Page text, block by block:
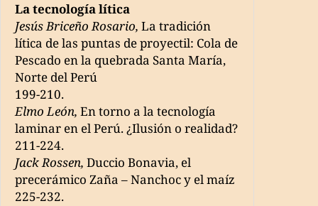
La tecnología lítica
Jesús Briceño Rosario, La tradición
lítica de las puntas de proyectil: Cola de
Pescado en la quebrada Santa María,
Norte del Perú
199-210.
Elmo León, En torno a la tecnología
laminar en el Perú. ¿Ilusión o realidad?
211-224.
Jack Rossen, Duccio Bonavia, el
precerámico Zaña – Nanchoc y el maíz
225-232.